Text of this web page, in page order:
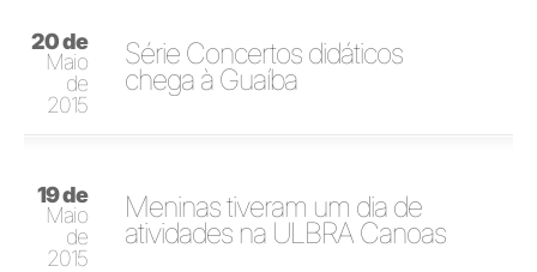
20 de
Maio
de
2015
Série Concertos didáticos
chega à Guaíba
19 de
Maio
de
2015
Meninas tiveram um dia de
atividades na ULBRA Canoas